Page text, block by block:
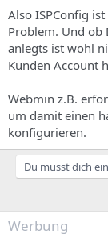
Also ISPConfig
Problem. Und ob
anlegts ist wohl
Kunden Account
Webmin z.B.
um damit einen
konfigurieren.
Du musst dich
Werbung